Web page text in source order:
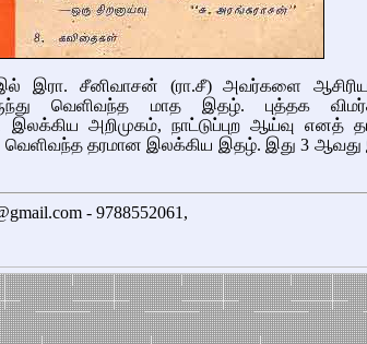
இரா. சீனிவாசன் (ரா.சீ) அவர்களை
வெளிவந்த மாத இதழ். புத்தக
இலக்கிய அறிமுகம், நாட்டுப்புற ஆய்வு எனத்
வெளிவந்த தரமான இலக்கிய இதழ். இது 3
- 9788552061,